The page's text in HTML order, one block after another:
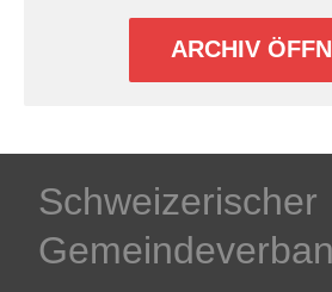
ARCHIV
Schweizerischer